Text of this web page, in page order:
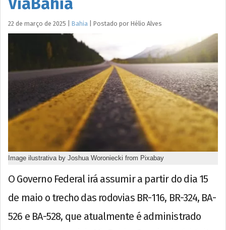
22 de março de 2025 Bahia Postado por Hélio Alves
Image ilustrativa by Joshua Woroniecki from Pixabay
O Governo Federal irá assumir a partir do dia 15
de maio o trecho das rodovias BR-116, BR-324, BA-
526 e BA-528, que atualmente é administrado